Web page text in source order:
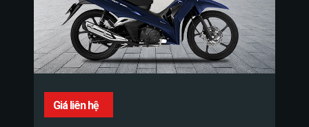
Giá liên hệ